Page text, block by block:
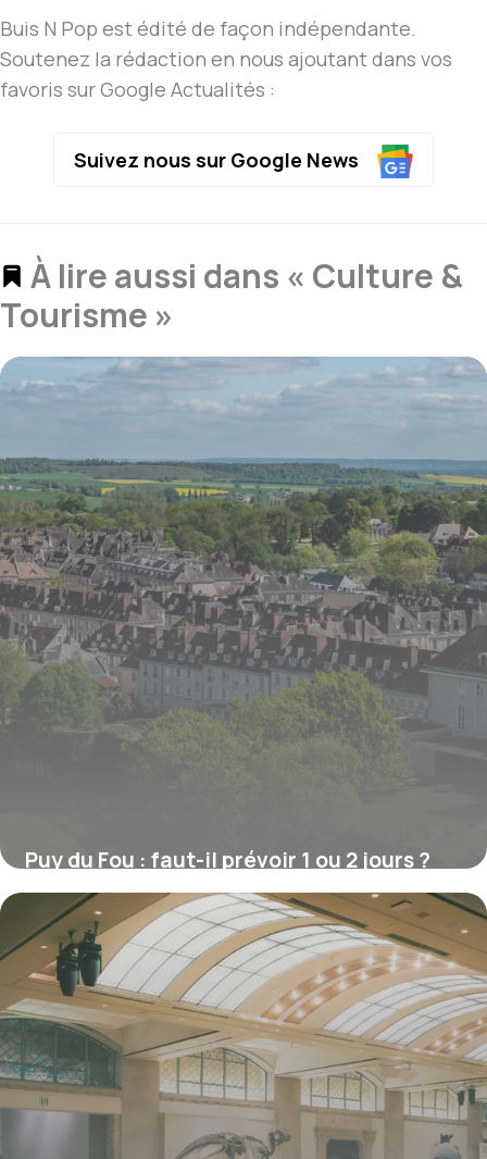
Buis N Pop est édité de façon indépendante.
Soutenez la rédaction en nous ajoutant dans vos
favoris sur Google Actualités :
Suivez nous sur Google News
À lire aussi dans « Culture &
Tourisme »
Puy du Fou : faut-il prévoir 1 ou 2 jours ?
16 juillet 2026